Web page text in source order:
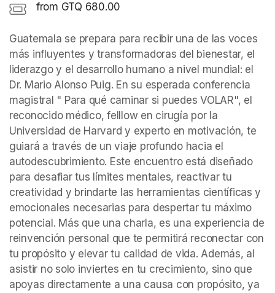
from GTQ 680.00
Guatemala se prepara para recibir una de las voces
más influyentes y transformadoras del bienestar, el
liderazgo y el desarrollo humano a nivel mundial: el
Dr. Mario Alonso Puig. En su esperada conferencia
magistral " Para qué caminar si puedes VOLAR", el
reconocido médico, felllow en cirugía por la
Universidad de Harvard y experto en motivación, te
guiará a través de un viaje profundo hacia el
autodescubrimiento. Este encuentro está diseñado
para desafiar tus límites mentales, reactivar tu
creatividad y brindarte las herramientas científicas y
emocionales necesarias para despertar tu máximo
potencial. Más que una charla, es una experiencia de
reinvención personal que te permitirá reconectar con
tu propósito y elevar tu calidad de vida. Además, al
asistir no solo inviertes en tu crecimiento, sino que
apoyas directamente a una causa con propósito, ya